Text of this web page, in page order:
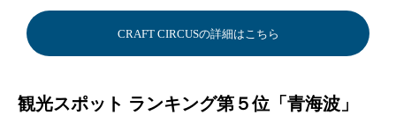
CRAFT CIRCUSの詳細はこちら
観光スポット ランキング第５位「青海波」